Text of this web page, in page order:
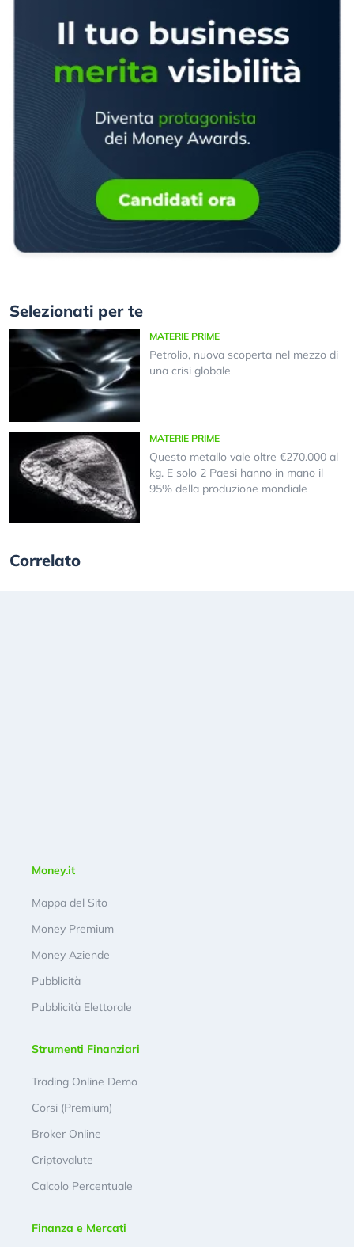
Selezionati per te
MATERIE PRIME
Petrolio, nuova scoperta nel mezzo di
una crisi globale
MATERIE PRIME
Questo metallo vale oltre €270.000 al
kg. E solo 2 Paesi hanno in mano il
95% della produzione mondiale
Correlato
Money.it
Mappa del Sito
Money Premium
Money Aziende
Pubblicità
Pubblicità Elettorale
Strumenti Finanziari
Trading Online Demo
Corsi (Premium)
Broker Online
Criptovalute
Calcolo Percentuale
Finanza e Mercati